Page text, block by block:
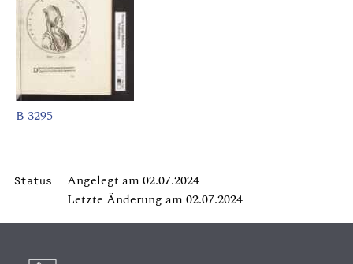
B 3295
Status
Angelegt am 02.07.2024
Letzte Änderung am 02.07.2024